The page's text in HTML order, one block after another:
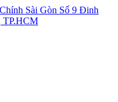
Sài Gòn Số 9 Đinh
TP.HCM